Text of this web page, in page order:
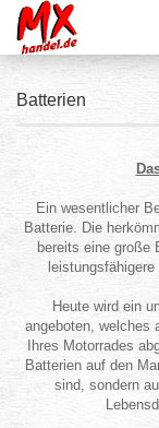
Batterien
Ein wesentlicher
Batterie. Die
bereits eine große
Heute wird ein
angeboten, welches
Ihres Motorrades
Batterien auf den
sind, sondern